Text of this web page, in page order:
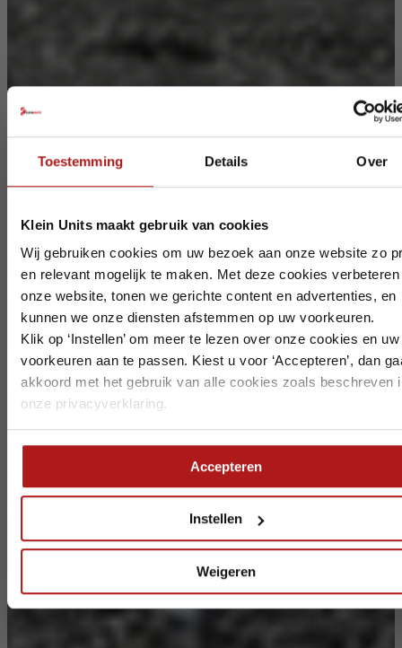
Toestemming Details Over
Klein Units maakt gebruik van cookies
Wij gebruiken cookies om uw bezoek aan onze website zo
en relevant mogelijk te maken. Met deze cookies verbeteren
onze website, tonen we gerichte content en advertenties, en
kunnen we onze diensten afstemmen op uw voorkeuren.
Klik op ‘Instellen’ om meer te lezen over onze cookies en uw
voorkeuren aan te passen. Kiest u voor ‘Accepteren’, dan
akkoord met het gebruik van alle cookies zoals beschreven
onze privacyverklaring.
Accepteren
Instellen
Weigeren
Op vakantie? Wij blijven bereikbaar.
Ook deze zomer staan we voor u klaar, al werken we tijdelijk
aangepaste bezetting. Houd rekening met het volgende:
Bezoek in week 30 t/m 34
is alleen mogelijk op
Zeewolde is gesloten inweek 32
Dordrechtis gesloten in week 33
Alle vestigingen zijn telefonisch bereikbaar.
we de planning goed kunnen afstemmen.
Wij wensen iedereen een fijne vakantie.